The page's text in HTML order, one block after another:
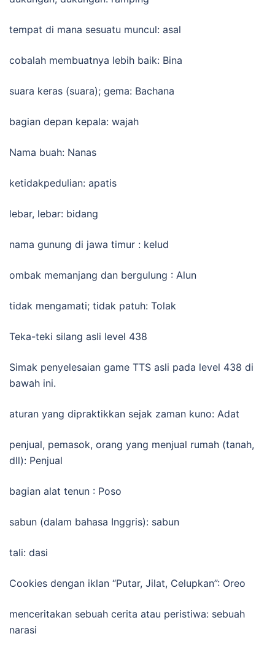
tempat di mana sesuatu muncul: asal
cobalah membuatnya lebih baik: Bina
suara keras (suara); gema: Bachana
bagian depan kepala: wajah
Nama buah: Nanas
ketidakpedulian: apatis
lebar, lebar: bidang
nama gunung di jawa timur : kelud
ombak memanjang dan bergulung : Alun
tidak mengamati; tidak patuh: Tolak
Teka-teki silang asli level 438
Simak penyelesaian game TTS asli pada level 438 di
bawah ini.
aturan yang dipraktikkan sejak zaman kuno: Adat
penjual, pemasok, orang yang menjual rumah (tanah,
dll): Penjual
bagian alat tenun : Poso
sabun (dalam bahasa Inggris): sabun
tali: dasi
Cookies dengan iklan “Putar, Jilat, Celupkan”: Oreo
menceritakan sebuah cerita atau peristiwa: sebuah
narasi